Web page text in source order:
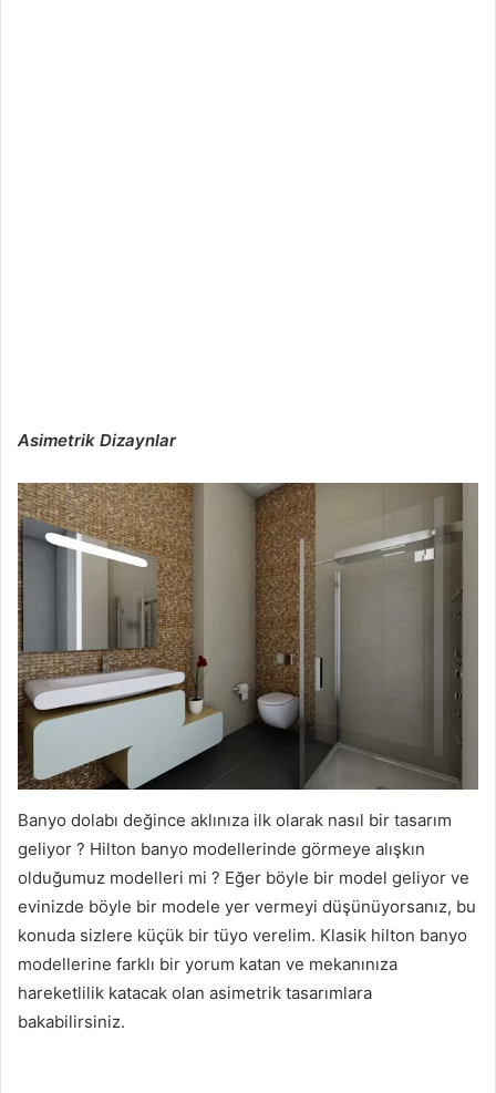
Asimetrik Dizaynlar
Banyo dolabı değince aklınıza ilk olarak nasıl bir tasarım
geliyor ? Hilton banyo modellerinde görmeye alışkın
olduğumuz modelleri mi ? Eğer böyle bir model geliyor ve
evinizde böyle bir modele yer vermeyi düşünüyorsanız, bu
konuda sizlere küçük bir tüyo verelim. Klasik hilton banyo
modellerine farklı bir yorum katan ve mekanınıza
hareketlilik katacak olan asimetrik tasarımlara
bakabilirsiniz.